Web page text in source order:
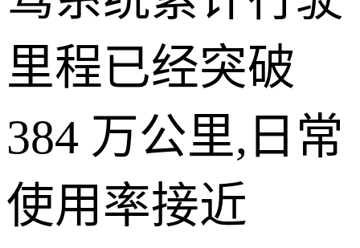
里程已经突破
384 万公里,日常
使用率接近